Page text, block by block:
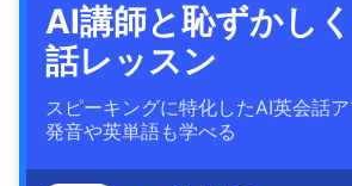
AI講師と恥ずかし
話レッスン
スピーキングに特化したAI英会話ア
発音や英単語も学べる